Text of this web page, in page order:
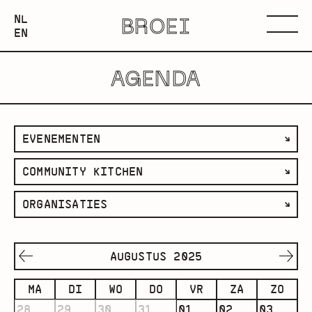
NEDERLANDS
NL
ENGLISH
EN BROEI
AGENDA
filter
op
categorie
EVENEMENTEN
filter
op
ruimte
COMMUNITY KITCHEN
filter
op
ORGANISATIES
AUGUSTUS 2025
MA
DI WO DO VR ZA
ZO